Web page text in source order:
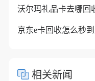
相关新闻